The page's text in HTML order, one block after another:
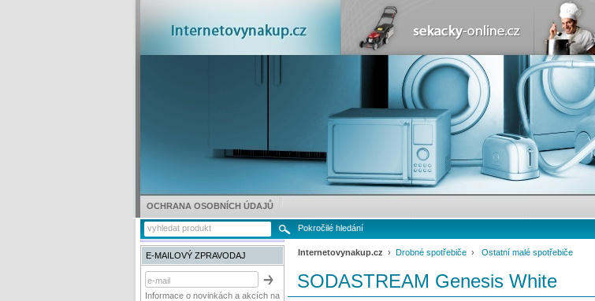
Internetovynakup.cz › Drobné spotřebiče › Ostatní malé spotřebiče
SODASTREAM Genesis White
E-MAILOVÝ ZPRAVODAJ
Informace o novinkách a akcích na
Pokročilé hledání
OCHRANA OSOBNÍCH ÚDAJŮ